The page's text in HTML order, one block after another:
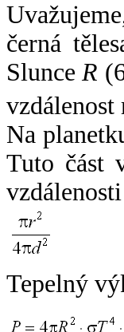
černá
SlunceR
Na
Tuto část
Tepelný